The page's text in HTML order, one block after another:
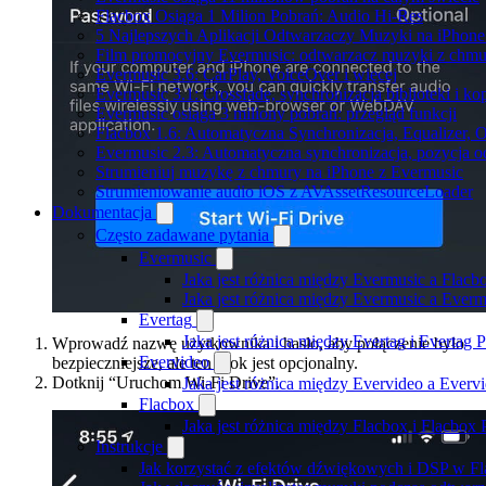
Flacbox Osiąga 1 Milion Pobrań: Audio Hi-Res
5 Najlepszych Aplikacji Odtwarzaczy Muzyki na
Film promocyjny Evermusic: odtwarzacz muzyki z
Evermusic 3.6: CarPlay, VoiceOver i więcej
Evermusic 3.1: Crossfade, synchronizacja biblioteki i
Evermusic osiąga 3 miliony pobrań: przegląd funkcji
Flacbox 1.6: Automatyczna Synchronizacja, Equalizer,
Evermusic 2.3: Automatyczna synchronizacja, pozycja
Strumieniuj muzykę z chmury na iPhone z Evermusic
Strumieniowanie audio iOS z AVAssetResourceLoader
Dokumentacja
Często zadawane pytania
Evermusic
Jaka jest różnica między Evermusic a
Jaka jest różnica między Evermusic a
Evertag
Jaka jest różnica między Evertag i Evertag
Evervideo
Jaka jest różnica między Evervideo a
Flacbox
Jaka jest różnica między Flacbox i Flacbox
Instrukcje
Jak korzystać z efektów dźwiękowych i DSP w
Wprowadź nazwę użytkownika i hasło, aby połączenie było
bezpieczniejsze, ale ten krok jest opcjonalny.
Dotknij “Uruchom Wi-Fi Drive”.